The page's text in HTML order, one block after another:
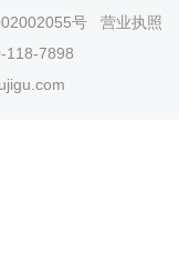
号
营业执照
118-7898